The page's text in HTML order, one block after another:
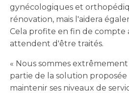
gynécologiques et
rénovation, mais l'aidera
Cela profite en fin de compte
attendent d'être traités.
« Nous sommes
partie de la solution
maintenir ses niveaux de